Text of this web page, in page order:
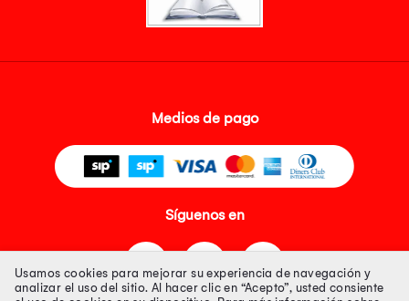
Medios de pago
Síguenos en
Usamos cookies para mejorar su experiencia de navegación y
analizar el uso del sitio. Al hacer clic en “Acepto”, usted consiente